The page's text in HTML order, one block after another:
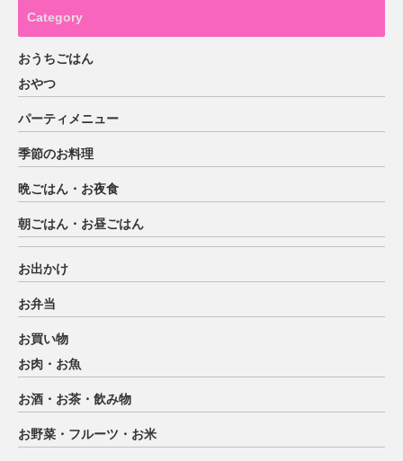
Category
おうちごはん
おやつ
パーティメニュー
季節のお料理
晩ごはん・お夜食
朝ごはん・お昼ごはん
お出かけ
お弁当
お買い物
お肉・お魚
お酒・お茶・飲み物
お野菜・フルーツ・お米